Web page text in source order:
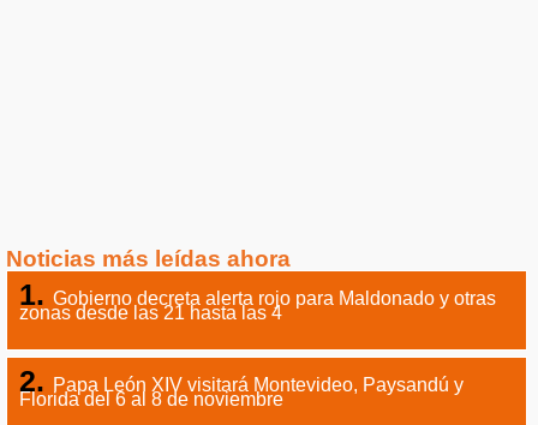
Noticias más leídas ahora
Gobierno decreta alerta rojo para Maldonado y otras
zonas desde las 21 hasta las 4
Papa León XIV visitará Montevideo, Paysandú y
Florida del 6 al 8 de noviembre